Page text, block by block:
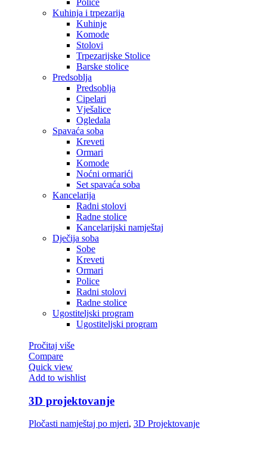
Police
Kuhinja i trpezarija
Kuhinje
Komode
Stolovi
Trpezarijske Stolice
Barske stolice
Predsoblja
Predsoblja
Cipelari
Vješalice
Ogledala
Spavaća soba
Kreveti
Ormari
Komode
Noćni ormarići
Set spavaća soba
Kancelarija
Radni stolovi
Radne stolice
Kancelarijski namještaj
Dječija soba
Sobe
Kreveti
Ormari
Police
Radni stolovi
Radne stolice
Ugostiteljski program
Ugostiteljski program
Pročitaj više
Compare
Quick view
Add to wishlist
3D projektovanje
Pločasti namještaj po mjeri, 3D Projektovanje